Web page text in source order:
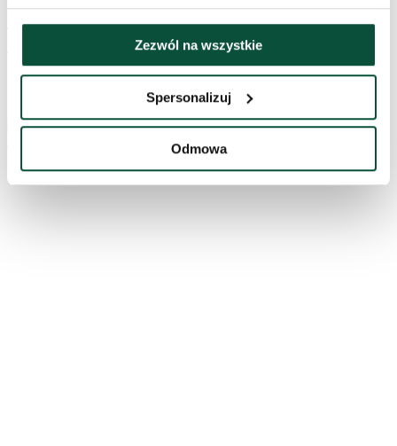
Zezwól na wszystkie
Spersonalizuj
Odmowa
Choinka sztuczna PE Jodła Kanadyjska
Na stanie